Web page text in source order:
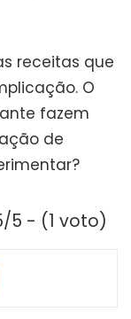
receitas que
O
fazem
de
5 - (1 voto)